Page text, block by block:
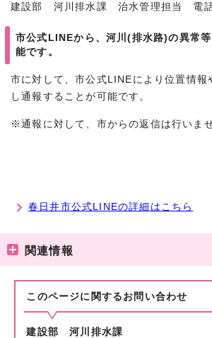
建設部 河川排水課 治水管理担当 電
市公式LINEから、河川(排水路)の異常
能です。
市に対して、市公式LINEにより位置情報
し通報することが可能です。
※通報に対して、市からの返信は行いませ
春日井市公式LINEの詳細はこちら
関連情報
このページに関する お問い合わせ
建設部 河川排水課